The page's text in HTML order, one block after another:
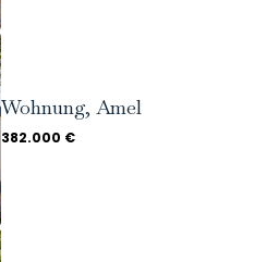
Wohnung, Amel
382.000 €